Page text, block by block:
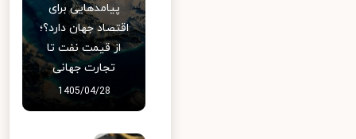
پیامدهایی برای
اقتصاد جهان دارد؟؛
از قیمت نفت تا
تجارت جهانی
1405/04/28